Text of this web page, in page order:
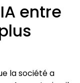
entre
la société a